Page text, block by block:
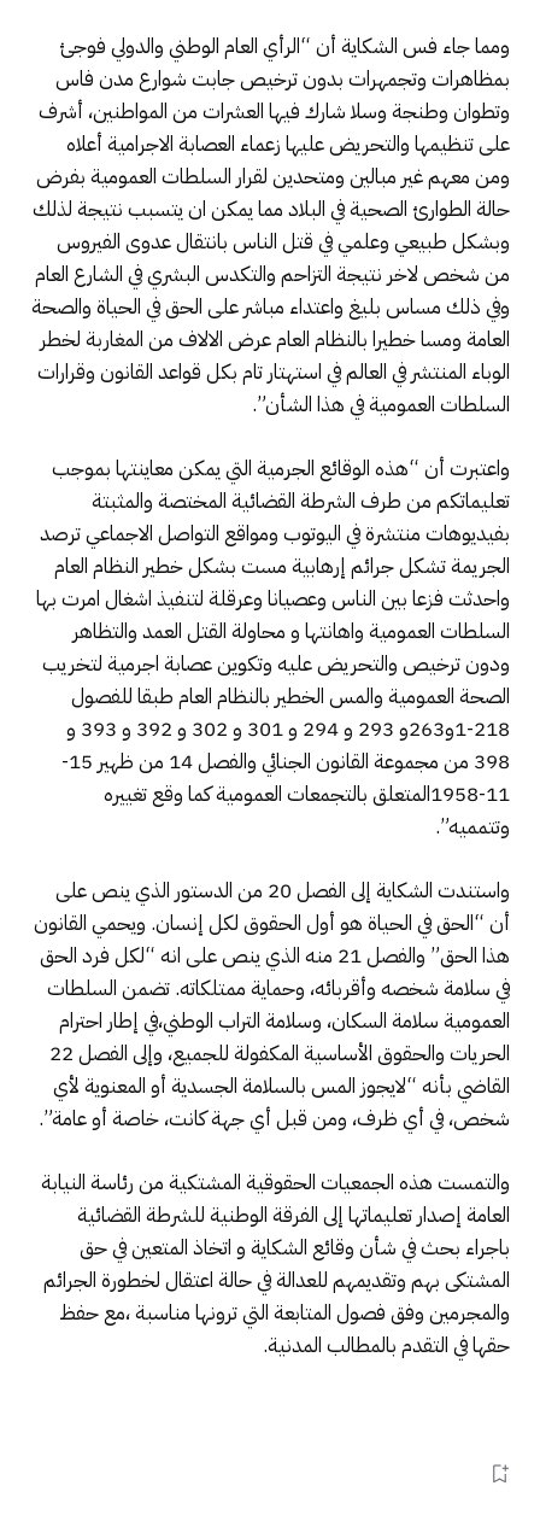
ومما جاء فس الشكاية أن “الرأي العام الوطني والدولي فوجئ
بمظاهرات وتجمهرات بدون ترخيص جابت شوارع مدن فاس
وتطوان وطنجة وسلا شارك فيها العشرات من المواطنين، أشرف
على تنظيمها والتحريض عليها زعماء العصابة الاجرامية أعلاه
ومن معهم غير مبالين ومتحدين لقرار السلطات العمومية بفرض
حالة الطوارئ الصحية في البلاد مما يمكن ان يتسبب نتيجة لذلك
وبشكل طبيعي وعلمي في قتل الناس بانتقال عدوى الفيروس
من شخص لاخر نتيجة التزاحم والتكدس البشري في الشارع العام
وفي ذلك مساس بليغ واعتداء مباشر على الحق في الحياة والصحة
العامة ومسا خطيرا بالنظام العام عرض الالاف من المغاربة لخطر
الوباء المنتشر في العالم في استهتار تام بكل قواعد القانون وقرارات
السلطات العمومية في هذا الشأن”.
واعتبرت أن “هذه الوقائع الجرمية التي يمكن معاينتها بموجب
تعليماتكم من طرف الشرطة القضائية المختصة والمثبتة
بفيديوهات منتشرة في اليوتوب ومواقع التواصل الاجماعي ترصد
الجريمة تشكل جرائم إرهابية مست بشكل خطير النظام العام
واحدثت فزعا بين الناس وعصيانا وعرقلة لتنفيذ اشغال امرت بها
السلطات العمومية واهانتها و محاولة القتل العمد والتظاهر
ودون ترخيص والتحريض عليه وتكوين عصابة اجرمية لتخريب
الصحة العمومية والمس الخطير بالنظام العام طبقا للفصول
218-1و263و 293 و 294 و 301 و 302 و 392 و 393 و
398 من مجموعة القانون الجنائي والفصل 14 من ظهير 15-
11-1958المتعلق بالتجمعات العمومية كما وقع تغييره
وتتمميه”.
واستندت الشكاية إلى الفصل 20 من الدستور الذي ينص على
أن “الحق في الحياة هو أول الحقوق لكل إنسان. ويحمي القانون
هذا الحق” والفصل 21 منه الذي ينص على انه “لكل فرد الحق
في سلامة شخصه وأقربائه، وحماية ممتلكاته. تضمن السلطات
العمومية سلامة السكان، وسلامة التراب الوطني،في إطار احترام
الحريات والحقوق الأساسية المكفولة للجميع، وإلى الفصل 22
القاضي بأنه “لايجوز المس بالسلامة الجسدية أو المعنوية لأي
شخص، في أي ظرف، ومن قبل أي جهة كانت، خاصة أو عامة”.
والتمست هذه الجمعيات الحقوقية المشتكية من رئاسة النيابة
العامة إصدار تعليماتها إلى الفرقة الوطنية للشرطة القضائية
باجراء بحث في شأن وقائع الشكاية و اتخاذ المتعين في حق
المشتكى بهم وتقديمهم للعدالة في حالة اعتقال لخطورة الجرائم
والمجرمين وفق فصول المتابعة التي ترونها مناسبة ،مع حفظ
حقها في التقدم بالمطالب المدنية.